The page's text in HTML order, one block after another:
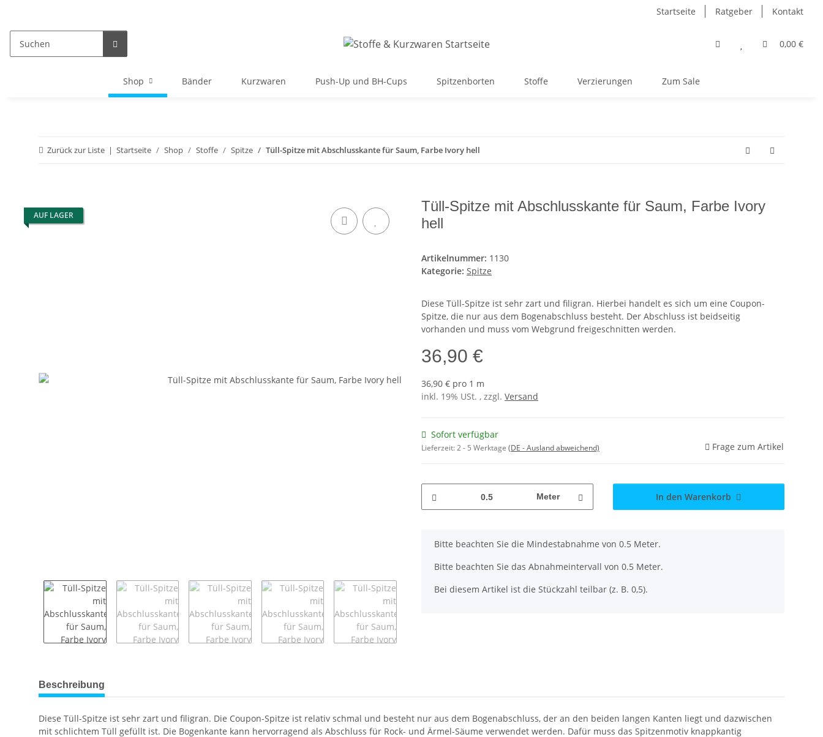
Startseite Ratgeber Kontakt
0,00 €
Shop Bänder Kurzwaren Push-Up und BH-Cups Spitzenborten Stoffe Verzierungen Zum Sale
Zurück zur Liste Startseite Shop Stoffe Spitze Tüll-Spitze mit Abschlusskante für Saum, Farbe Ivory hell
AUF LAGER
Tüll-Spitze mit Abschlusskante für Saum, Farbe Ivory
hell
Artikelnummer: 1130
Kategorie: Spitze
Diese Tüll-Spitze ist sehr zart und filigran. Hierbei handelt es sich um eine Coupon-
Spitze, die nur aus dem Bogenabschluss besteht. Der Abschluss ist beidseitig
vorhanden und muss vom Webgrund freigeschnitten werden.
36,90 €
36,90 € pro 1 m
inkl. 19% USt. , zzgl. Versand
Sofort verfügbar
Lieferzeit:2 - 5 Werktage (DE - Ausland abweichend) Frage zum Artikel
Meter In den Warenkorb
x
Bitte beachten Sie die Mindestabnahme von 0.5 Meter.
Bitte beachten Sie das Abnahmeintervall von 0.5 Meter.
Bei diesem Artikel ist die Stückzahl teilbar (z. B. 0,5).
weitere Registerkarten anzeigen
Beschreibung
Diese Tüll-Spitze ist sehr zart und filigran. Die Coupon-Spitze ist relativ schmal und besteht nur aus dem Bogenabschluss, der an den beiden langen Kanten liegt und dazwischen
mit schlichtem Tüll gefüllt ist. Die Bogenkante kann hervorragend als Abschluss für Rock- und Ärmel-Säume verwendet werden. Dafür muss das Spitzenmotiv knappkantig